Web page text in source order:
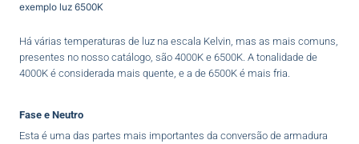
exemplo luz 6500K
Há várias temperaturas de luz na escala Kelvin, mas as mais comuns,
presentes no nosso catálogo, são 4000K e 6500K. A tonalidade de
4000K é considerada mais quente, e a de 6500K é mais fria.
Fase e Neutro
Esta é uma das partes mais importantes da conversão de armadura